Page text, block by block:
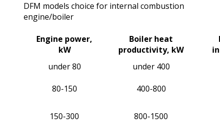
DFM models choice for internal combustion
engine/boiler
Engine power,
kW
Boiler heat
productivity, kW
under 80
under 400
80-150 400-800
150-300 800-1500